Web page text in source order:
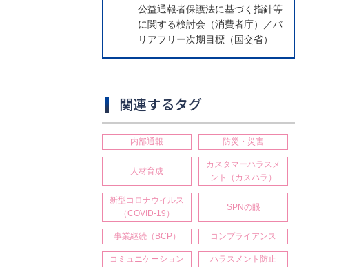
公益通報者保護法に基づく指針等
に関する検討会（消費者庁）／バ
リアフリー次期目標（国交省）
関連するタグ
内部通報 防災・災害
人材育成
カスタマーハラスメ
ント（カスハラ）
新型コロナウイルス
（COVID-19）
SPNの眼
事業継続（BCP） コンプライアンス
コミュニケーション ハラスメント防止